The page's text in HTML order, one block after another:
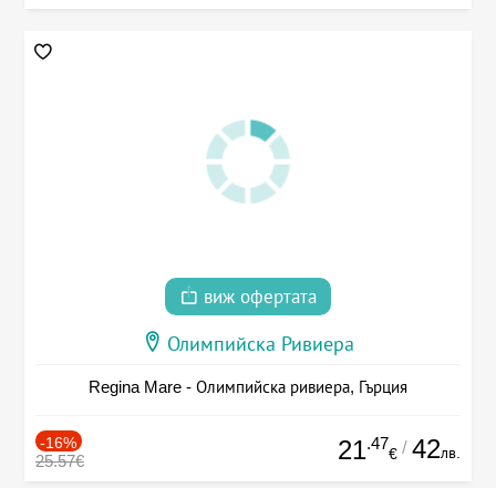
виж офертата
Олимпийска Ривиера
Regina Mare - Олимпийска ривиера, Гърция
-16%
25.57€ 21.47
€ / 42лв.